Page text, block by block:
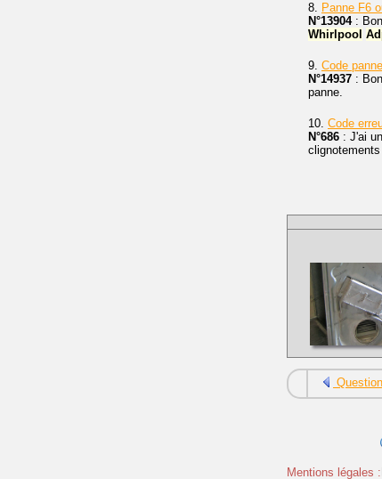
8. Panne F6
N°13904:
Whirlpool
9. Code
N°14937 :
panne.
10. Code
N°686 : J'ai un
Mentions légales :